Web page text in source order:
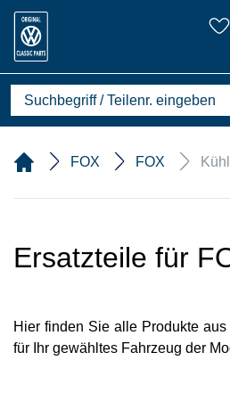
FOX FOX
Ersatzteile für
Hier finden Sie alle Produkte
für Ihr gewähltes Fahrzeug der